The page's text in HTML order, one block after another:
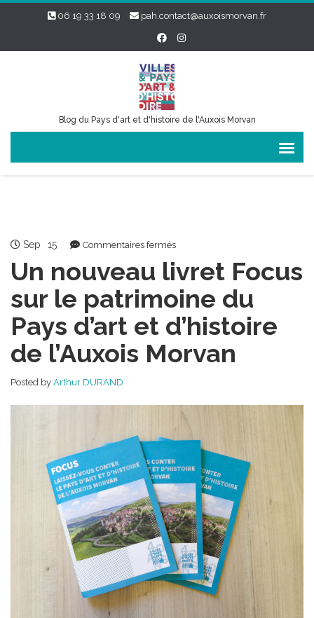
06 19 33 18 09 pah.contact@auxoismorvan.fr
Blog du Pays d'art et d'histoire de l'Auxois Morvan
Sep 15 Commentaires ferméssur
nouveau
livret
Focus
sur
le
patrimoine
du
et
d’histoire
l’Auxois
Morvan
Un nouveau livret Focus
sur le patrimoine du
Pays d’art et d’histoire
de l’Auxois Morvan
Posted by Arthur DURAND